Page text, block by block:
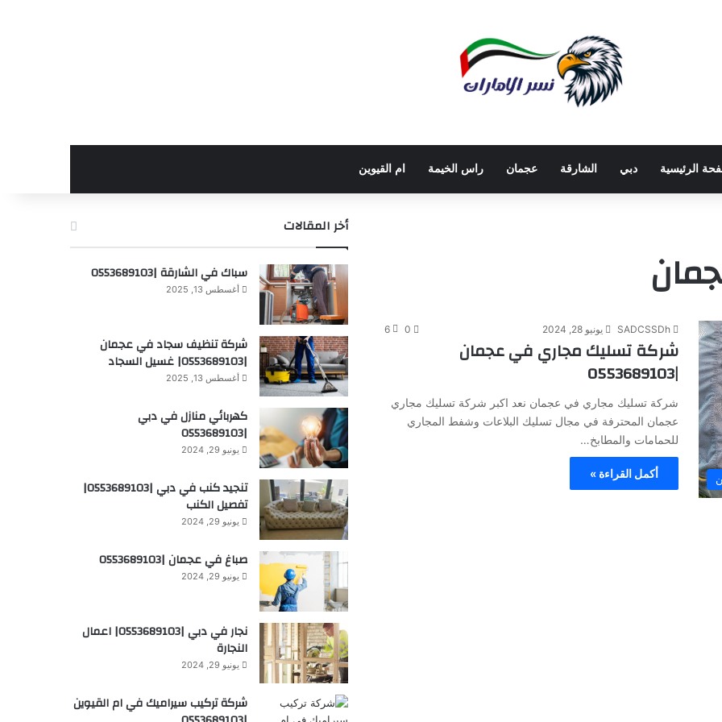
الرئيسية دبي الشارقة عجمان راس الخيمة ام القيوين
SADCSSDh يونيو 28, 2024 0
6
شركة تسليك مجاري في عجمان
|0553689103
شركة تسليك مجاري في عجمان نعد اكبر شركة تسليك مجاري
عجمان المحترفة في مجال تسليك البلاعات وشفط المجاري
للحمامات والمطابخ…
أكمل القراءة »
أخر المقالات
سباك في الشارقة |0553689103
أغسطس 13, 2025
شركة تنظيف سجاد في عجمان
|0553689103| غسيل السجاد
أغسطس 13, 2025
كهربائي منازل في دبي
|0553689103
يونيو 29, 2024
تنجيد كنب في دبي |0553689103|
تفصيل الكنب
يونيو 29, 2024
صباغ في عجمان |0553689103
يونيو 29, 2024
نجار في دبي |0553689103| اعمال
النجارة
يونيو 29, 2024
شركة تركيب سيراميك في ام القيوين